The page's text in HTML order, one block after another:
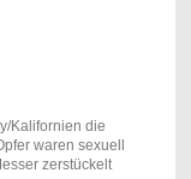
Kalifornien die
waren sexuell
zerstückelt